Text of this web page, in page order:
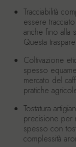
Tracciabilità
essere
anche fino alla
Questa
Coltivazione
spesso
mercato del
pratiche
Tostatura
precisione per
spesso con
complessità